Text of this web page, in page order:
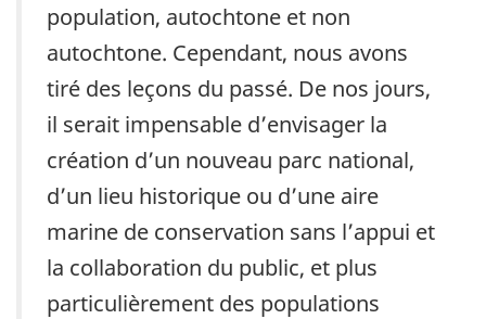
population, autochtone et non
autochtone. Cependant, nous avons
tiré des leçons du passé. De nos jours,
il serait impensable d’envisager la
création d’un nouveau parc national,
d’un lieu historique ou d’une aire
marine de conservation sans l’appui et
la collaboration du public, et plus
particulièrement des populations